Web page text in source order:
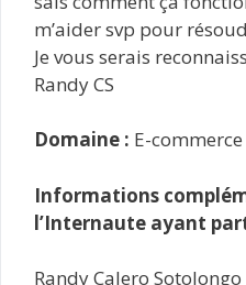
m’aider svp pour
Je vous serais
Randy CS
Domaine : E-commerce
Informations
l’Internaute ayant
Randy Calero Sotolongo